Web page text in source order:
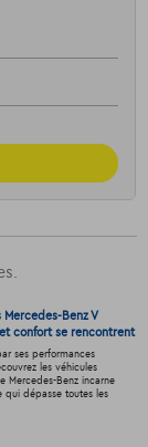
Benz V
confort se rencontrent
ses performances
les véhicules
Mercedes-Benz incarne
qui dépasse toutes les